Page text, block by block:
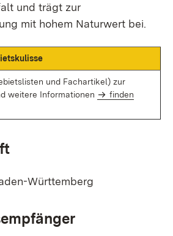
und trägt zur
mit hohem Naturwert bei.
und Fachartikel) zur
weitere Informationen
finden
Württemberg